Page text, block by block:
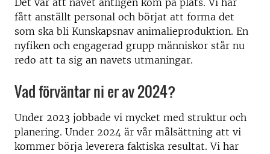
Det var att navet äntligen kom på plats. Vi har
fått anställt personal och börjat att forma det
som ska bli Kunskapsnav animalieproduktion. En
nyfiken och engagerad grupp människor står nu
redo att ta sig an navets utmaningar.
Vad förväntar ni er av 2024?
Under 2023 jobbade vi mycket med struktur och
planering. Under 2024 är vår målsättning att vi
kommer börja leverera faktiska resultat. Vi har